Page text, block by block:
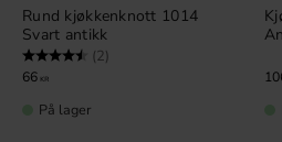
Rund kjøkkenknott 1014
Svart antikk
Karakter: (2)
66 KR
På lager